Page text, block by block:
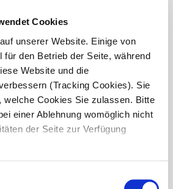
Cookies
unserer Website. Einige von
für den Betrieb der Seite, während
Website und die
(Tracking Cookies). Sie
welche Cookies Sie zulassen. Bitte
einer Ablehnung womöglich nicht
der Seite zur Verfügung